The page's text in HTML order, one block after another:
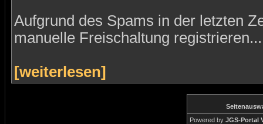
Aufgrund des Spams in der letzten
manuelle Freischaltung
[weiterlesen]
Powered by JGS-Portal